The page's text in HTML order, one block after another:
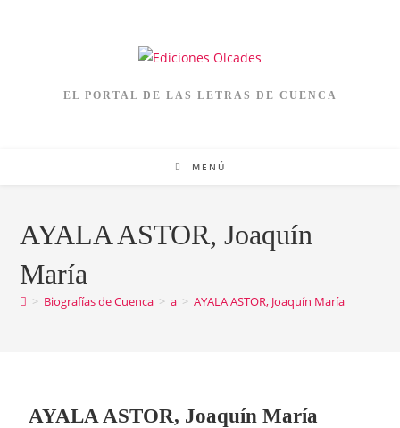
EL PORTAL DE LAS LETRAS DE CUENCA
MENÚ
AYALA ASTOR, Joaquín
María
> Biografías de Cuenca > a > AYALA ASTOR, Joaquín María
AYALA ASTOR, Joaquín María